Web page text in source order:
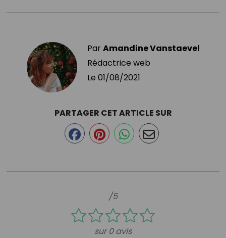
ParAmandine Vanstaevel
Rédactrice web
Le 01/08/2021
/5
sur 0 avis
PARTAGER CET ARTICLE SUR